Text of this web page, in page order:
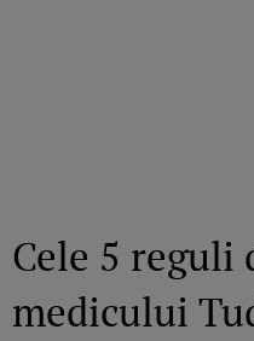
Cele 5 reguli
medicului